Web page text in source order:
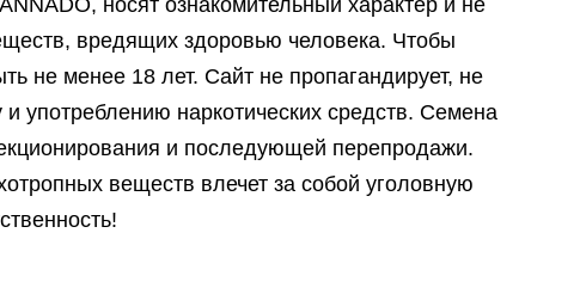
очередной заказ в
Чем отличается индика и сатива
Еще не разобрался в многообразии
генотипов?...
вредящих здоровью человека. Чтобы
не менее 18 лет. Сайт не пропагандирует, не
употреблению наркотических средств. Семена
и последующей перепродажи.
веществ влечет за собой уголовную